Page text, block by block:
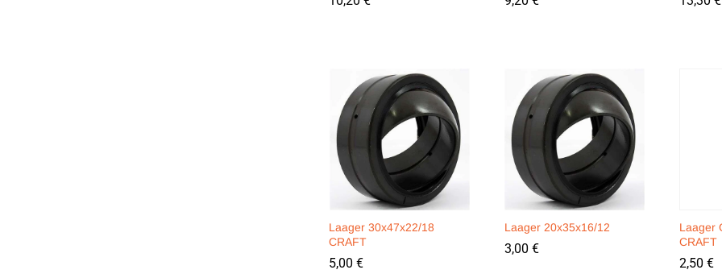
Laager 30x47x22/18
CRAFT
5,00 €
5,00 €
Laager 20x35x16/12
3,00 €
3,00 €
Laager
CRAFT
2,50 €
2,50 €